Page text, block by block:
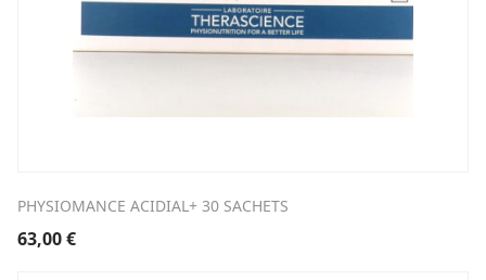
PHYSIOMANCE ACIDIAL+ 30 SACHETS
63,00€